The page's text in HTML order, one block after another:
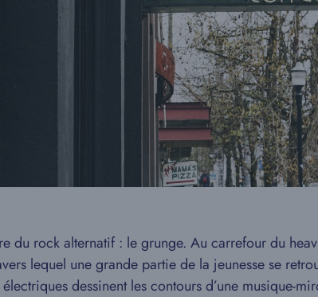
du rock alternatif : le grunge. Au carrefour du
lequel une grande partie de la jeunesse se
dessinent les contours d’une musique-